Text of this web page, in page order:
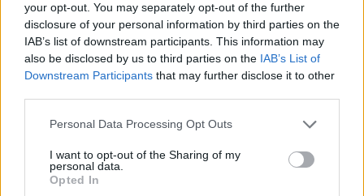
your opt-out. You may separately opt-out of the further
disclosure of your personal information by third parties on the
IAB’s list of downstream participants. This information may
also be disclosed by us to third parties on the IAB’s List of
Downstream Participants that may further disclose it to other
Please note that this website/app uses one or more Google
not limited to your visit or usage behaviour. You may click to
grant or deny consent to Google and its third-party tags to
use your data for below specified purposes in below Google
Personal Data Processing Opt Outs
I want to opt-out of the Sharing of my
personal data.
Opted In
Amerikai rakétákat is zsákmányolt az
előrenyomuló orosz hadsereg
HÍREK 35 perce